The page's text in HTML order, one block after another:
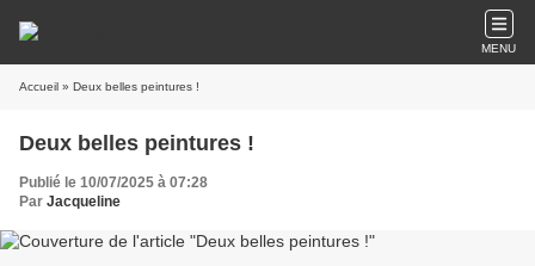
MENU
Accueil » Deux belles peintures !
Deux belles peintures !
Publié le 10/07/2025 à 07:28
Par Jacqueline